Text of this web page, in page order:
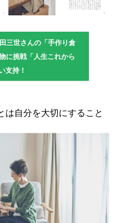
三世さんの「手作り倉
に挑戦「人生これから
支持！
は自分を大切にすること